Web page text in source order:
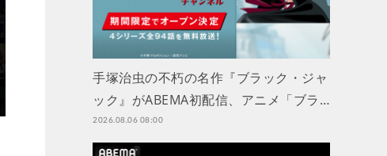
手塚治虫の不朽の名作『ブラック・ジャ
ック』がABEMA初配信、アニメ「ブラ…
2026.08.06 08:00